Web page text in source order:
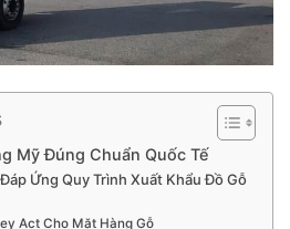
Mỹ Đúng Chuẩn Quốc Tế
Ứng Quy Trình Xuất Khẩu Đồ Gỗ
Act Cho Mặt Hàng Gỗ